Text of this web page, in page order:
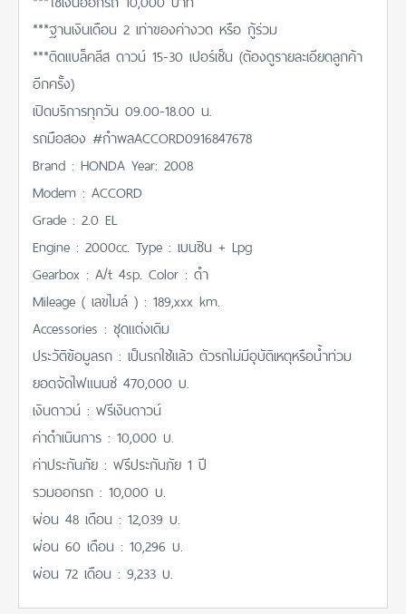
***ฐานเงินเดือน 2 เท่าของค่างวด หรือ กู้ร่วม
***ติดแบล็คลีส ดาวน์ 15-30 เปอร์เซ็น (ต้องดูรายละเอียดลูกค้า
อีกครั้ง)
เปิดบริการทุกวัน 09.00-18.00 น.
รถมือสอง #กำพลACCORD0916847678
Brand : HONDA Year: 2008
Modem : ACCORD
Grade : 2.0 EL
Engine : 2000cc. Type : เบนซิน + Lpg
Gearbox : A/t 4sp. Color : ดำ
Mileage ( เลขไมล์ ) : 189,xxx km.
Accessories : ชุดแต่งเดิม
ประวัติข้อมูลรถ : เป็นรถใช้แล้ว ตัวรถไม่มีอุบัติเหตุหรือน้ำท่วม
ยอดจัดไฟแนนซ์ 470,000 บ.
เงินดาวน์ : ฟรีเงินดาวน์
ค่าดำเนินการ : 10,000 บ.
ค่าประกันภัย : ฟรีประกันภัย 1 ปี
รวมออกรถ : 10,000 บ.
ผ่อน 48 เดือน : 12,039 บ.
ผ่อน 60 เดือน : 10,296 บ.
ผ่อน 72 เดือน : 9,233 บ.